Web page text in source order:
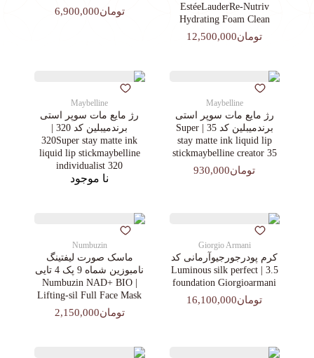
EstéeLauderRe-Nutriv
Hydrating Foam Clean
تومان12,500,000
تومان6,900,000
Maybelline
رژ مایع مات سوپر استی‌
برندمیبلین کد 35 | Super
stay matte ink liquid lip
stickmaybelline creator 35
تومان930,000
Maybelline
رژ مایع مات سوپر استی‌
برندمیبلین کد 320 |
320Super stay matte ink
liquid lip stickmaybelline
individualist 320
نا موجود
Giorgio Armani
کرم پودرجورجیوآرمانی کد
3.5 | Luminous silk perfect
foundation Giorgioarmani
تومان16,100,000
Numbuzin
ماسک صورت لیفتینگ
نامبوزین شماه 9 پک 4 تایی
| Numbuzin NAD+ BIO
Lifting-sil Full Face Mask
تومان2,150,000